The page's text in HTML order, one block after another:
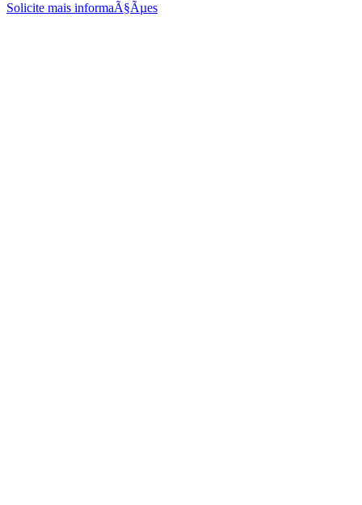
Solicite mais informaÃ§Ãµes